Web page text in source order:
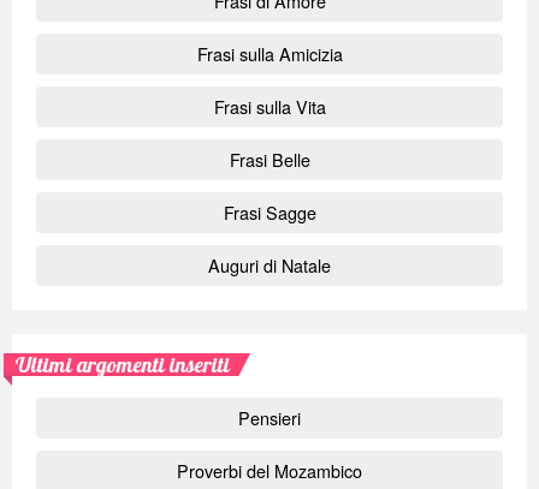
Frasi sulla Amicizia
Frasi sulla Vita
Frasi Belle
Frasi Sagge
Auguri di Natale
Ultimi argomenti inseriti
Pensieri
Proverbi del Mozambico